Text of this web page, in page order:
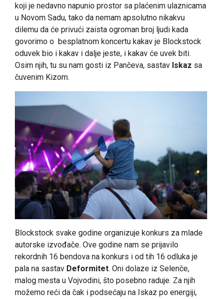
koji je nedavno napunio prostor sa plaćenim ulaznicama
u Novom Sadu, tako da nemam apsolutno nikakvu
dilemu da će privući zaista ogroman broj ljudi kada
govorimo o besplatnom koncertu kakav je Blockstock
oduvek bio i kakav i dalje jeste, i kakav će uvek biti.
Osim njih, tu su nam gosti iz Pančeva, sastav Iskaz sa
čuvenim Kizom.
Blockstock svake godine organizuje konkurs za mlade
autorske izvođače. Ove godine nam se prijavilo
rekordnih 16 bendova na konkurs i od tih 16 odluka je
pala na sastav Deformitet. Oni dolaze iz Selenče,
malog mesta u Vojvodini, što posebno raduje. Za njih
možemo reći da čak i podsećaju na Iskaz po energiji,